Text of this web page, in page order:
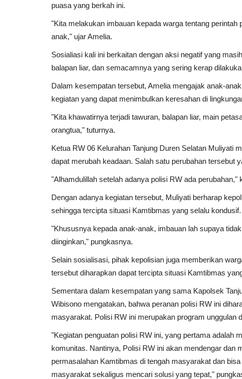
puasa yang berkah ini.
"Kita melakukan imbauan kepada warga tentang
anak," ujar Amelia.
Sosialiasi kali ini berkaitan dengan aksi negatif yang
balapan liar, dan semacamnya yang sering kerap
Dalam kesempatan tersebut, Amelia mengajak anak-
kegiatan yang dapat menimbulkan keresahan di
"Kita khawatirnya terjadi tawuran, balapan liar, main
orangtua," tuturnya.
Ketua RW 06 Kelurahan Tanjung Duren Selatan Muliyati
dapat merubah keadaan. Salah satu perubahan tersebut
"Alhamdulillah setelah adanya polisi RW ada perubahan,"
Dengan adanya kegiatan tersebut, Muliyati berharap
sehingga tercipta situasi Kamtibmas yang selalu kondusif.
"Khususnya kepada anak-anak, imbauan lah supaya
diinginkan," pungkasnya.
Selain sosialisasi, pihak kepolisian juga memberikan
tersebut diharapkan dapat tercipta situasi Kamtibmas
Sementara dalam kesempatan yang sama Kapolsek
Wibisono mengatakan, bahwa peranan polisi RW ini
masyarakat. Polisi RW ini merupakan program unggulan
"Kegiatan penguatan polisi RW ini, yang pertama adalah
komunitas. Nantinya, Polisi RW ini akan mendengar dan
permasalahan Kamtibmas di tengah masyarakat dan
masyarakat sekaligus mencari solusi yang tepat,"